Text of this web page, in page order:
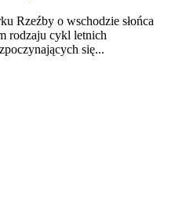
Rzeźby o wschodzie słońca
rodzaju cykl letnich
się...